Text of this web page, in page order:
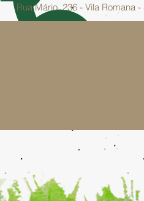
Rua Mário, 236 - Vila Romana